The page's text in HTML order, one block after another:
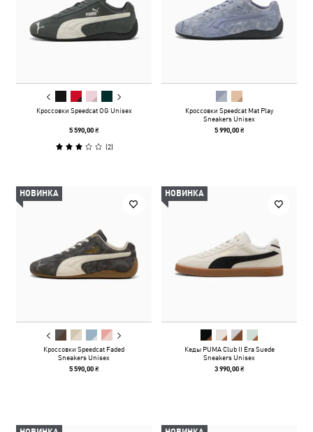
Кроссовки Speedcat OG Unisex
5 590,00 ₴
(2)
Кроссовки Speedcat Mat Play
Sneakers Unisex
5 990,00 ₴
НОВИНКА
Кроссовки Speedcat Faded
Sneakers Unisex
5 590,00 ₴
НОВИНКА
Кеды PUMA Club II Era Suede
Sneakers Unisex
3 990,00 ₴